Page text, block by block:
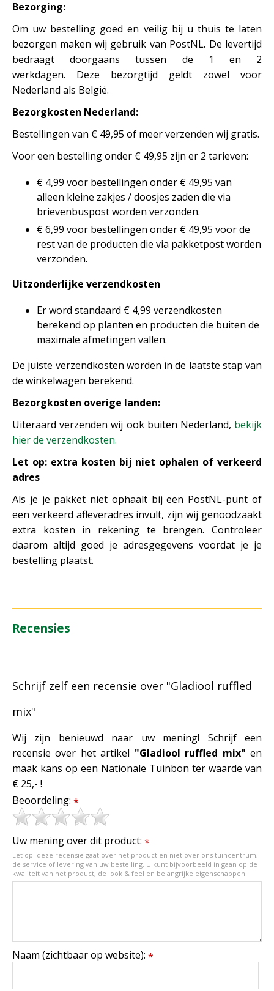
Bezorging:
Om uw bestelling goed en veilig bij u thuis te laten
bezorgen maken wij gebruik van PostNL. De levertijd
bedraagt doorgaans tussen de 1 en 2
werkdagen. Deze bezorgtijd geldt zowel voor
Nederland als België.
Bezorgkosten Nederland:
Bestellingen van € 49,95 of meer verzenden wij gratis.
Voor een bestelling onder € 49,95 zijn er 2 tarieven:
€ 4,99 voor bestellingen onder € 49,95 van
alleen kleine zakjes / doosjes zaden die via
brievenbuspost worden verzonden.
€ 6,99 voor bestellingen onder € 49,95 voor de
rest van de producten die via pakketpost worden
verzonden.
Uitzonderlijke verzendkosten
Er word standaard € 4,99 verzendkosten
berekend op planten en producten die buiten de
maximale afmetingen vallen.
De juiste verzendkosten worden in de laatste stap van
de winkelwagen berekend.
Bezorgkosten overige landen:
Uiteraard verzenden wij ook buiten Nederland, bekijk
hier de verzendkosten.
Let op: extra kosten bij niet ophalen of verkeerd
adres
Als je je pakket niet ophaalt bij een PostNL-punt of
een verkeerd afleveradres invult, zijn wij genoodzaakt
extra kosten in rekening te brengen. Controleer
daarom altijd goed je adresgegevens voordat je je
bestelling plaatst.
Recensies
Schrijf zelf een recensie over "Gladiool ruffled
mix"
Wij zijn benieuwd naar uw mening! Schrijf een
recensie over het artikel "Gladiool ruffled mix" en
maak kans op een Nationale Tuinbon ter waarde van
€ 25,- !
Beoordeling: *
Uw mening over dit product: *
Let op: deze recensie gaat over het product en niet over ons tuincentrum,
de service of levering van uw bestelling. U kunt bijvoorbeeld in gaan op de
kwaliteit van het product, de look & feel en belangrijke eigenschappen.
Naam (zichtbaar op website): *